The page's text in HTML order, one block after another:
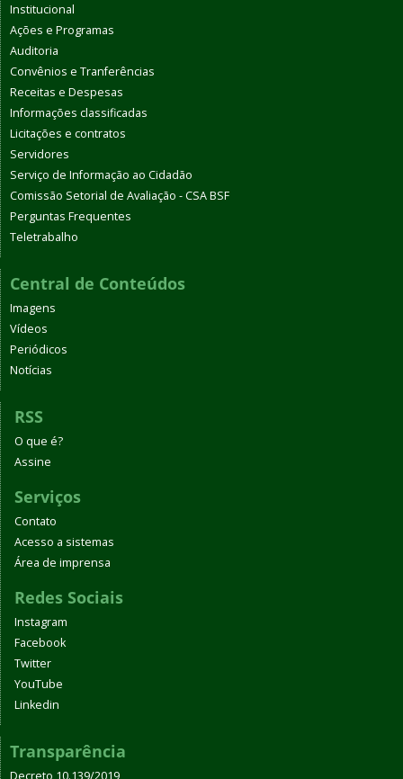
Institucional
Ações e Programas
Auditoria
Convênios e Tranferências
Receitas e Despesas
Informações classificadas
Licitações e contratos
Servidores
Serviço de Informação ao Cidadão
Comissão Setorial de Avaliação - CSA BSF
Perguntas Frequentes
Teletrabalho
Central de Conteúdos
Imagens
Vídeos
Periódicos
Notícias
RSS
O que é?
Assine
Serviços
Contato
Acesso a sistemas
Área de imprensa
Redes Sociais
Instagram
Facebook
Twitter
YouTube
Linkedin
Transparência
Decreto 10.139/2019